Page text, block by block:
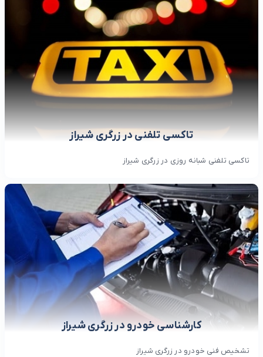
تاکسی تلفنی در زرگری شیراز
تاکسی تلفنی شبانه روزی در زرگری شیراز
کارشناسی خودرو در زرگری شیراز
تشخیص فنی خودرو در زرگری شیراز